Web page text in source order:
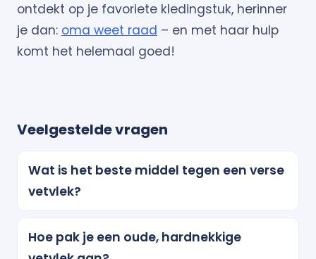
ontdekt op je favoriete kledingstuk, herinner
je dan: oma weet raad – en met haar hulp
komt het helemaal goed!
Veelgestelde vragen
Wat is het beste middel tegen een verse
vetvlek?
Hoe pak je een oude, hardnekkige